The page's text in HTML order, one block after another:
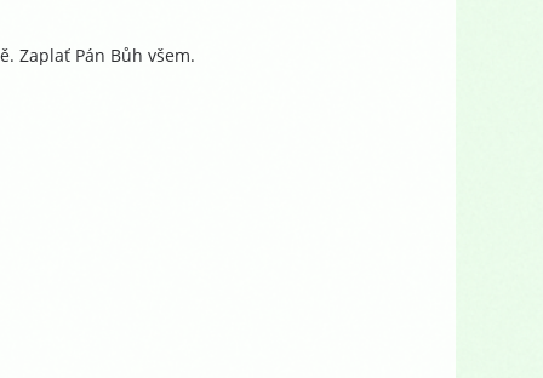
Zaplať Pán Bůh všem.